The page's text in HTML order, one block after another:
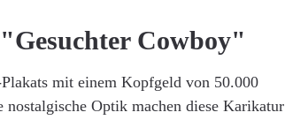
Cowboy"
mit einem Kopfgeld von 50.000
Optik machen diese Karikatur